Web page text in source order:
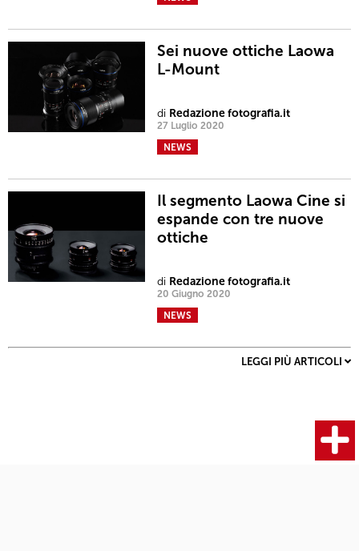
Sei nuove ottiche Laowa
L-Mount
di Redazione fotografia.it
27 Luglio 2020
NEWS
Il segmento Laowa Cine si
espande con tre nuove
ottiche
di Redazione fotografia.it
20 Giugno 2020
NEWS
LEGGI PIÙ ARTICOLI